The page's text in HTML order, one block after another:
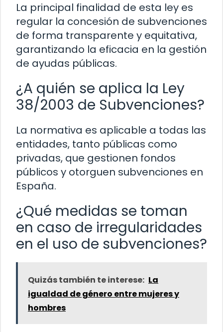
La principal finalidad de esta ley es
regular la concesión de subvenciones
de forma transparente y equitativa,
garantizando la eficacia en la gestión
de ayudas públicas.
¿A quién se aplica la Ley
38/2003 de Subvenciones?
La normativa es aplicable a todas las
entidades, tanto públicas como
privadas, que gestionen fondos
públicos y otorguen subvenciones en
España.
¿Qué medidas se toman
en caso de irregularidades
en el uso de subvenciones?
Quizás también te interese: La
igualdad de género entre mujeres y
hombres